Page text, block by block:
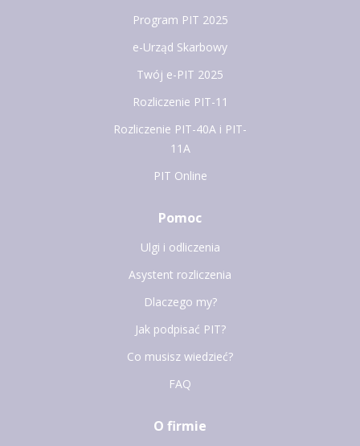
Program PIT 2025
e-Urząd Skarbowy
Twój e-PIT 2025
Rozliczenie PIT-11
Rozliczenie PIT-40A i PIT-
11A
PIT Online
Pomoc
Ulgi i odliczenia
Asystent rozliczenia
Dlaczego my?
Jak podpisać PIT?
Co musisz wiedzieć?
FAQ
O firmie